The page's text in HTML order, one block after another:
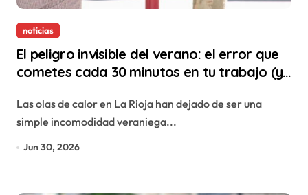
noticias
El peligro invisible del verano: el error que
cometes cada 30 minutos en tu trabajo (y
Las olas de calor en La Rioja han dejado de ser una
simple incomodidad veraniega...
Jun 30, 2026